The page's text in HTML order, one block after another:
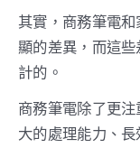
其實，商務筆電
顯的差異，而這
計的。
商務筆電除了更
大的處理能力、
解
析
與
家
用